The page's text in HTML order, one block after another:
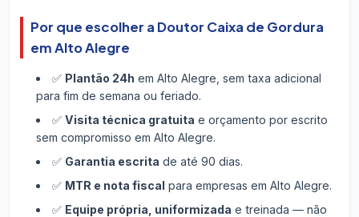
Por que escolher a Doutor Caixa de Gordura
em Alto Alegre
✅ Plantão 24h em Alto Alegre, sem taxa adicional
para fim de semana ou feriado.
✅ Visita técnica gratuita e orçamento por escrito
sem compromisso em Alto Alegre.
✅ Garantia escrita de até 90 dias.
✅ MTR e nota fiscal para empresas em Alto Alegre.
✅ Equipe própria, uniformizada e treinada — não